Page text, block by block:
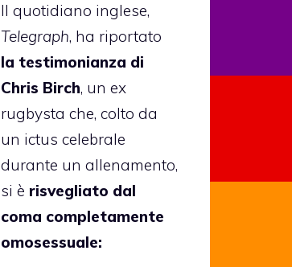
Il quotidiano inglese,
Telegraph, ha riportato
la testimonianza di
Chris Birch, un ex
rugbysta che, colto da
un ictus celebrale
durante un allenamento,
si è risvegliato dal
coma completamente
omosessuale: